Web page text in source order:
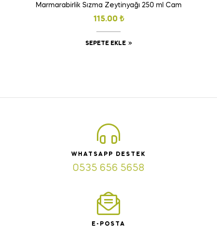
Marmarabirlik Sızma Zeytinyağı 250 ml Cam
115.00 ₺
SEPETE EKLE
WHATSAPP DESTEK
0535 656 5658
E-POSTA